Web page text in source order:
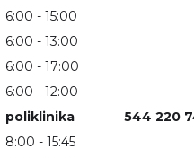
6:00 - 15:00
6:00 - 13:00
6:00 - 17:00
6:00 - 12:00
poliklinika
544 220
8:00 - 15:45